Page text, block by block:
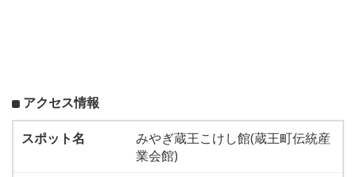
アクセス情報
スポット名
みやぎ蔵王こけし館(蔵王町伝統産
業会館)